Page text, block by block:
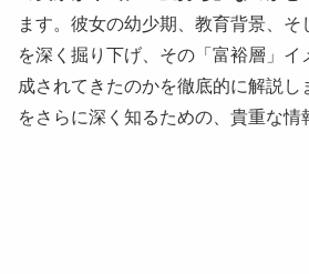
ます。彼女の幼少期、教育背景、そ
を深く掘り下げ、その「富裕層」
成されてきたのかを徹底的に解説し
をさらに深く知るための、貴重な情